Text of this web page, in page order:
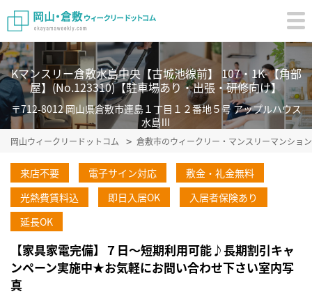
Kマンスリー倉敷水島中央【古城池線前】 107・1K-【角部
屋】(No.123310)【駐車場あり・出張・研修向け】
〒712-8012 岡山県倉敷市連島１丁目１２番地５号 アップルハウス
水島Ⅲ
岡山ウィークリードットコム 倉敷市のウィークリー・マンスリーマンショ
来店不要 電子サイン対応
敷金・礼金無料
光熱費賃料込
即日入居OK
入居者保険あり
延長OK
【家具家電完備】７日～短期利用可能♪長期割引キャ
ンペーン実施中★お気軽にお問い合わせ下さい室内写
真